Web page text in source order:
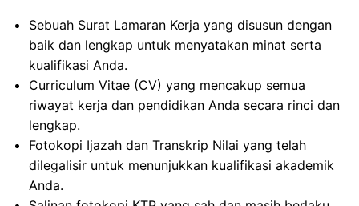
Sebuah Surat Lamaran Kerja yang disusun dengan
baik dan lengkap untuk menyatakan minat serta
kualifikasi Anda.
Curriculum Vitae (CV) yang mencakup semua
riwayat kerja dan pendidikan Anda secara rinci dan
lengkap.
Fotokopi Ijazah dan Transkrip Nilai yang telah
dilegalisir untuk menunjukkan kualifikasi akademik
Anda.